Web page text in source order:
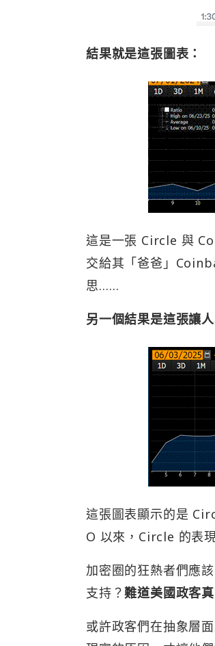
結果就是這張圖表：
這是一張 Circle 與
交給其「爸爸」
思……
另一個結果是這張讓
這張圖表顯示的是
O 以來，Circle 的表
加密圈的狂熱者們應
支持？難道美國政客
或許政客們在抽象層